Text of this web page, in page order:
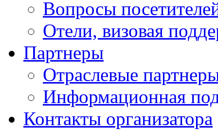
Вопросы
Отели, визовая
Партнеры
Отраслевые
Информационная
Контакты организатора